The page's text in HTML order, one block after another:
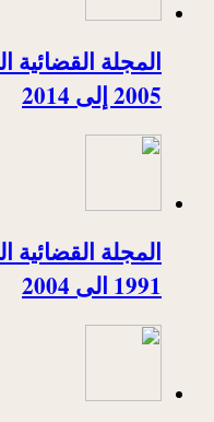
المجلة القضائية
2005 إلى 2014
المجلة القضائية
1991 الى 2004